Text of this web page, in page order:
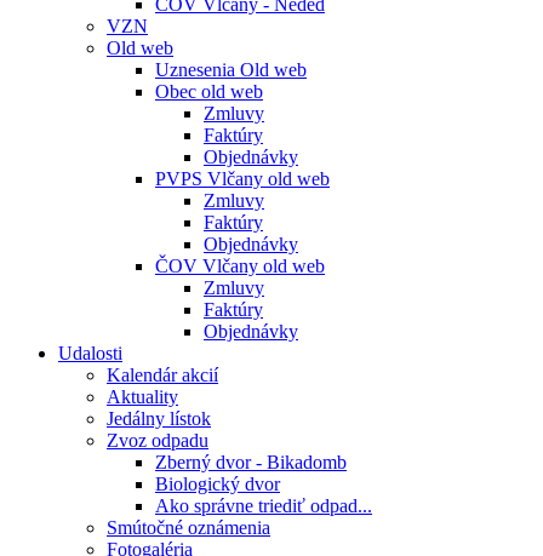
ČOV Vlčany - Neded
VZN
Old web
Uznesenia Old web
Obec old web
Zmluvy
Faktúry
Objednávky
PVPS Vlčany old web
Zmluvy
Faktúry
Objednávky
ČOV Vlčany old web
Zmluvy
Faktúry
Objednávky
Udalosti
Kalendár akcií
Aktuality
Jedálny lístok
Zvoz odpadu
Zberný dvor - Bikadomb
Biologický dvor
Ako správne triediť odpad...
Smútočné oznámenia
Fotogaléria